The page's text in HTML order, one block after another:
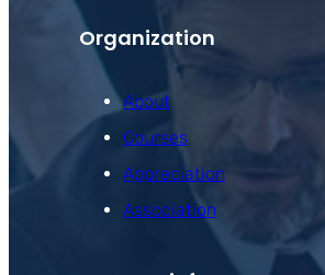
Organization
About
Courses
Appreciation
Association